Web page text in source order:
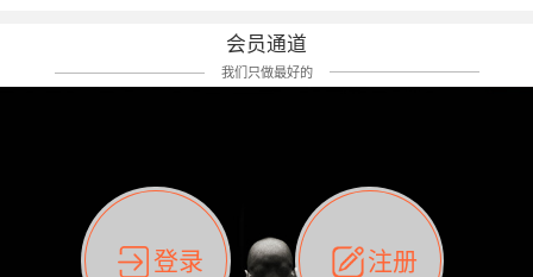
痛影响走路。当天疼痛部贴了EDF和胃十字，膝
关节贴了半月板贴布。第2天第12肋部的EDF和
消失，贴布也没有出现进一步瘙痒过敏。而膝
关节的半月板贴布张力用的100%，但自始至终
它都很坚强的贴着，没有出现过任何瘙痒的迹
象。不同的条件下，同一个身体，不同的部位
以激发身体的自然愈合能力。 通常，药物会削
弱细胞因子的作用，单方面还会引起副作用的
症状。 与此相比，Kinesio肌内效贴创造了细
的控制仍有许多未知。 细胞因子是一种酵素，
各种各样的酵素起着适当的作用，为细胞创造
了适合居住的环境。 在现代医学上，这种细胞
因子是一种酶的观点往往被否定，但在体内有
状，而是指贴布本身很重量，以及贴布刺激的
类型。贴布的应用充分利用了体内由间质液组
成的自然流体力学的流体层。这种轻微的刺激
间，还可以在单片贴布上提供支持和深度刺
激。通过对间质液的适当控制，可以连接皮下
筋膜，对关节进行非常轻柔的刺激，增加患部
的治疗区域。 snowflake“雪花”贴布不会妨碍皮
会员通道
我们只做最好的
登录 注册